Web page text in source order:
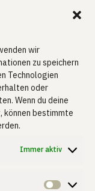
wir
zu speichern
Technologien
oder
Wenn du deine
können bestimmte
Immer aktiv